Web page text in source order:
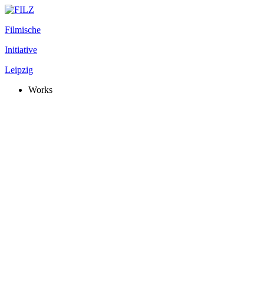
Filmische
Initiative
Leipzig
Works